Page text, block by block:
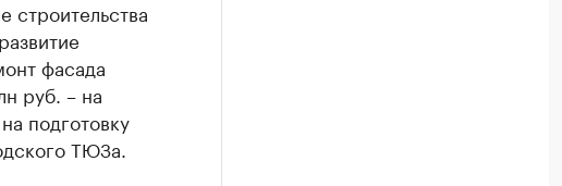
фасада
руб. – на
подготовку
ТЮЗа.